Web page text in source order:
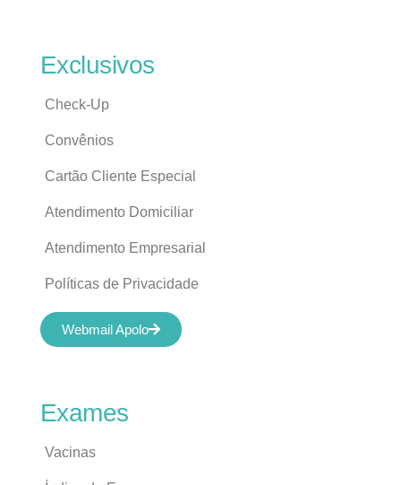
Exames
Vacinas
Exclusivos
Check-Up
Convênios
Cartão Cliente Especial
Atendimento Domiciliar
Atendimento Empresarial
Políticas de Privacidade
Webmail Apolo